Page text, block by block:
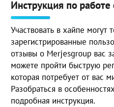
Инструкция по
Участвовать в хайпе могут
зарегистрированные
отзывы о Merjesgroup вас
можете пройти быструю
которая потребует от вас
Разобраться в
подробная инструкция.